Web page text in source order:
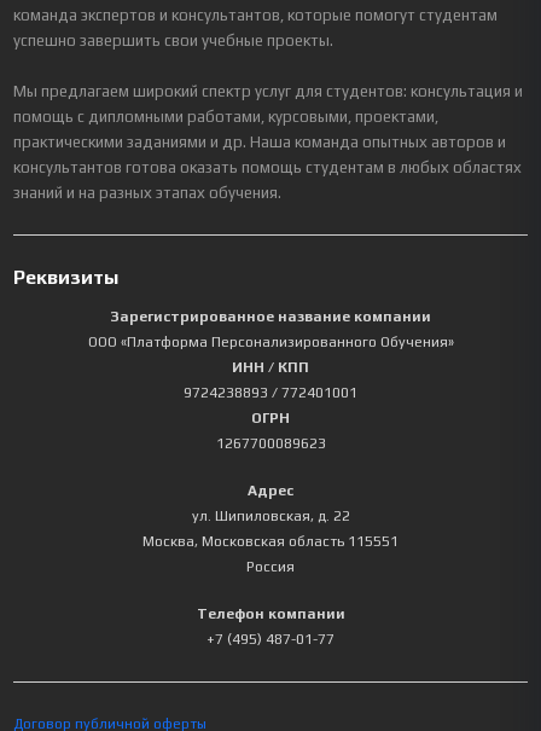
команда экспертов и консультантов, которые помогут студентам
успешно завершить свои учебные проекты.
Мы предлагаем широкий спектр услуг для студентов: консультация и
помощь с дипломными работами, курсовыми, проектами,
практическими заданиями и др. Наша команда опытных авторов и
консультантов готова оказать помощь студентам в любых областях
знаний и на разных этапах обучения.
Реквизиты
Зарегистрированное название компании
ООО «Платформа Персонализированного Обучения»
ИНН / КПП
9724238893 / 772401001
ОГРН
1267700089623
Адрес
ул. Шипиловская, д. 22
Москва, Московская область 115551
Россия
Телефон компании
+7 (495) 487-01-77
Договор публичной оферты